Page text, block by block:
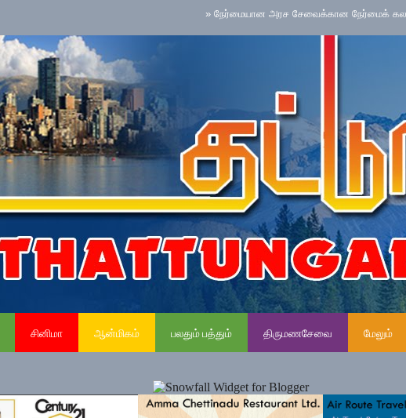
நேர்மையான அரச சேவைக்கான நேர்மைக் கலாசாரம்
சினிமா ஆன்மிகம் பலதும் பத்தும் திருமணசேவை மேலும்